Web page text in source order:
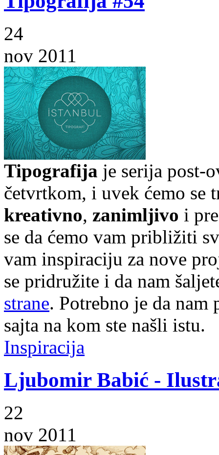
24
nov 2011
Tipografija je serija post-
četvrtkom, i uvek ćemo se
kreativno, zanimljivo i
se da ćemo vam približiti
vam inspiraciju za nove
se pridružite i da nam
strane. Potrebno je da
sajta na kom ste našli istu.
Inspiracija
Ljubomir Babić -
22
nov 2011